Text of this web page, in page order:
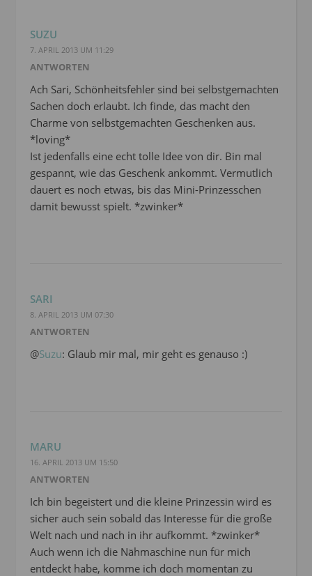
SUZU
7. APRIL 2013 UM 11:29
ANTWORTEN
Ach Sari, Schönheitsfehler sind bei selbstgemachten
Sachen doch erlaubt. Ich finde, das macht den
Charme von selbstgemachten Geschenken aus.
*loving*
Ist jedenfalls eine echt tolle Idee von dir. Bin mal
gespannt, wie das Geschenk ankommt. Vermutlich
dauert es noch etwas, bis das Mini-Prinzesschen
damit bewusst spielt. *zwinker*
SARI
8. APRIL 2013 UM 07:30
ANTWORTEN
@Suzu: Glaub mir mal, mir geht es genauso :)
MARU
16. APRIL 2013 UM 15:50
ANTWORTEN
Ich bin begeistert und die kleine Prinzessin wird es
sicher auch sein sobald das Interesse für die große
Welt nach und nach in ihr aufkommt. *zwinker*
Auch wenn ich die Nähmaschine nun für mich
entdeckt habe, komme ich doch momentan zu